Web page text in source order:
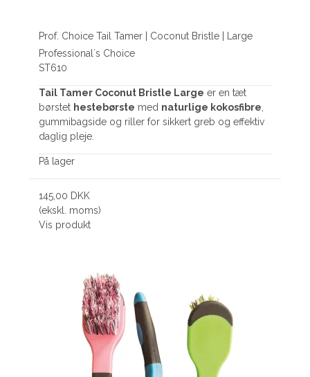
Prof. Choice Tail Tamer | Coconut Bristle | Large
Professional´s Choice
ST610
Tail Tamer Coconut Bristle Large er en tæt
børstet hestebørste med naturlige kokosfibre
gummibagside og riller for sikkert greb og effektiv
daglig pleje.
På lager
145,00 DKK
(ekskl. moms)
Vis produkt